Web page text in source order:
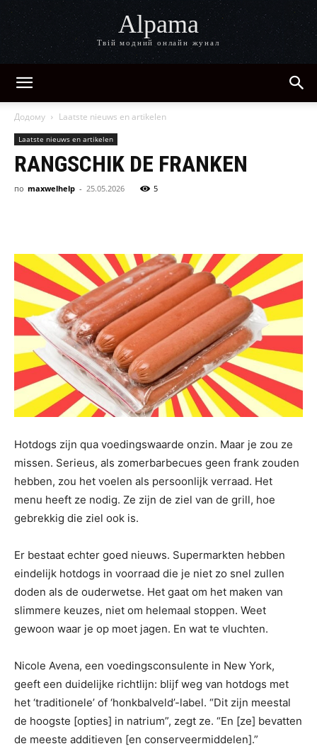
Alpama
Твій модний онлайн жунал
Додому Laatste nieuws en artikelen
Laatste nieuws en artikelen
RANGSCHIK DE FRANKEN
по maxwelhelp - 25.05.2026 5
Hotdogs zijn qua voedingswaarde onzin. Maar je zou ze
missen. Serieus, als zomerbarbecues geen frank zouden
hebben, zou het voelen als persoonlijk verraad. Het
menu heeft ze nodig. Ze zijn de ziel van de grill, hoe
gebrekkig die ziel ook is.
Er bestaat echter goed nieuws. Supermarkten hebben
eindelijk hotdogs in voorraad die je niet zo snel zullen
doden als de ouderwetse. Het gaat om het maken van
slimmere keuzes, niet om helemaal stoppen. Weet
gewoon waar je op moet jagen. En wat te vluchten.
Nicole Avena, een voedingsconsulente in New York,
geeft een duidelijke richtlijn: blijf weg van hotdogs met
het ‘traditionele’ of ‘honkbalveld’-label. “Dit zijn meestal
de hoogste [opties] in natrium”, zegt ze. “En [ze] bevatten
de meeste additieven [en conserveermiddelen].”